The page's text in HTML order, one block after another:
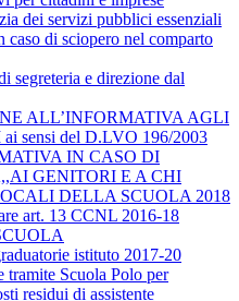
dei servizi pubblici essenziali
caso di sciopero nel comparto
segreteria e direzione dal
ALL’INFORMATIVA AGLI
sensi del D.LVO 196/2003
IN CASO DI
GENITORI E A CHI
DELLA SCUOLA 2018
art. 13 CCNL 2016-18
istituto 2017-20
tramite Scuola Polo per
residui di assistente